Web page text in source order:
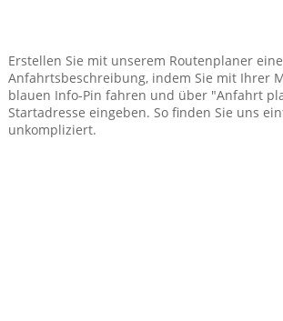
Erstellen Sie mit unserem Routenplaner
Anfahrtsbeschreibung, indem Sie mit Ihrer
blauen Info-Pin fahren und über "Anfahrt
Startadresse eingeben. So finden Sie uns
unkompliziert.